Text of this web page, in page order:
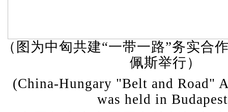
（图为中匈共建“一带一路”务实合
佩斯举行）
(China-Hungary "Belt and Road"
was held in